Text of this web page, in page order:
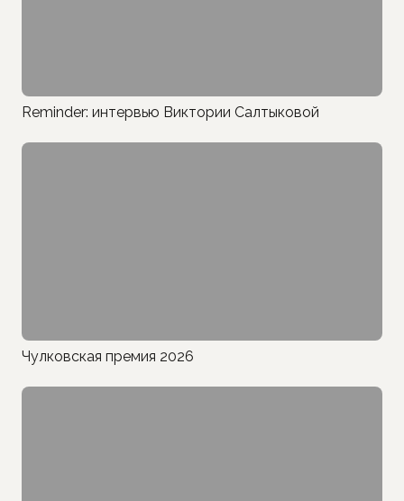
Reminder: интервью Виктории Салтыковой
Чулковская премия 2026